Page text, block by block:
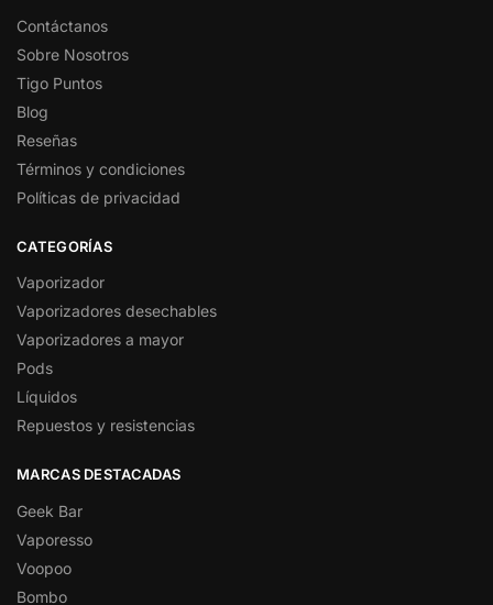
Contáctanos
Sobre Nosotros
Tigo Puntos
Blog
Reseñas
Términos y condiciones
Políticas de privacidad
CATEGORÍAS
Vaporizador
Vaporizadores desechables
Vaporizadores a mayor
Pods
Líquidos
Repuestos y resistencias
MARCAS DESTACADAS
Geek Bar
Vaporesso
Voopoo
Bombo